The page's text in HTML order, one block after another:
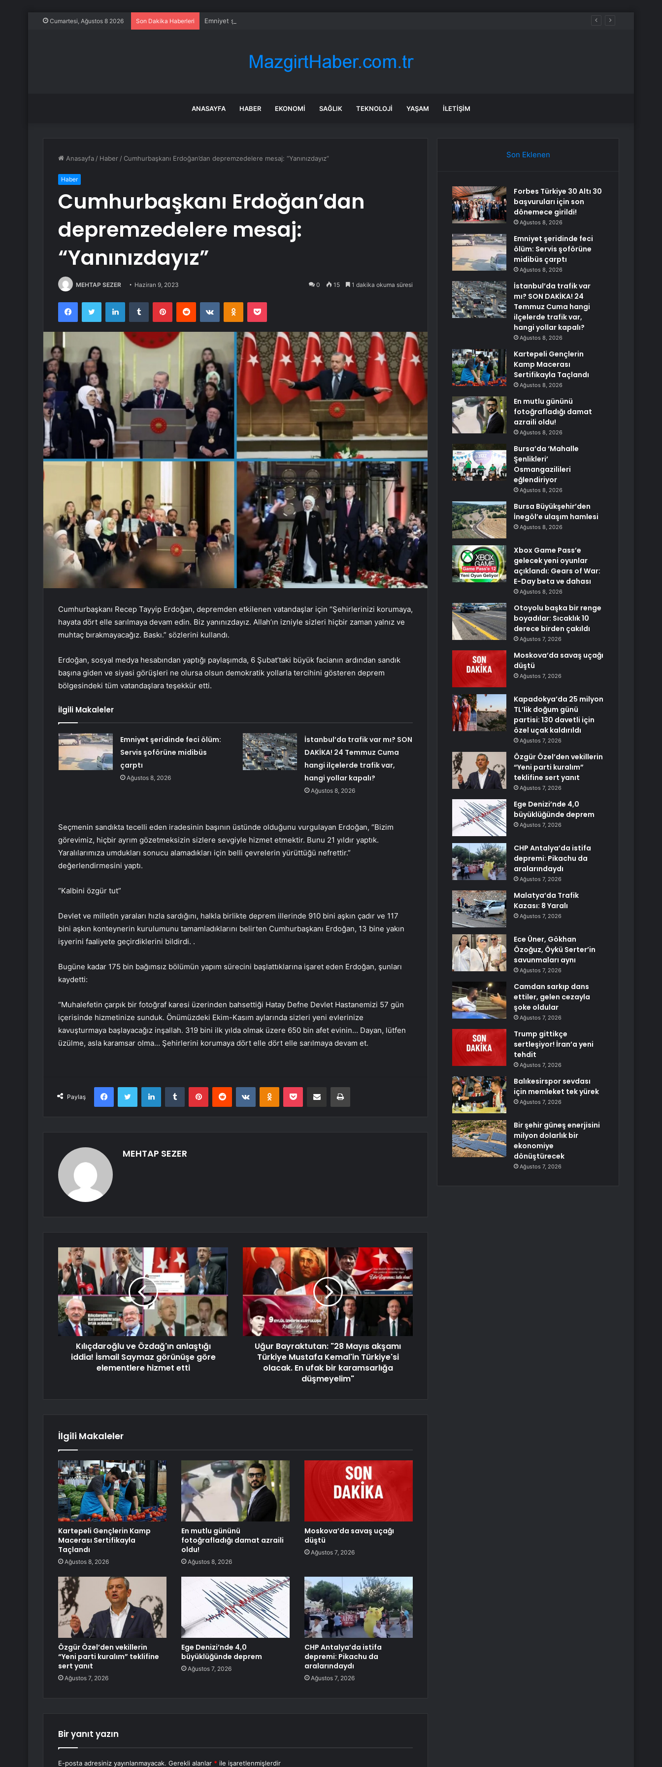
Cumartesi, Ağustos 8 2026 Son Dakika Haberleri Emniyet şeridinde feci ölüm: Servis şoförüne midibüs çarptı
ANASAYFA HABER EKONOMI SAĞLIK TEKNOLOJI YAŞAM İLETIŞIM
Anasayfa / Haber / Cumhurbaşkanı Erdoğan’dan depremzedelere mesaj: “Yanınızdayız”
Haber
Cumhurbaşkanı Erdoğan’dan
depremzedelere mesaj:
“Yanınızdayız”
MEHTAP SEZER Haziran 9, 2023 0 15 1 dakika okuma süresi
FacebookTwitter LinkedInTumblr PinterestReddit VKontakteOdnoklassniki
Pocket
Cumhurbaşkanı Recep Tayyip Erdoğan, depremden etkilenen vatandaşlar için “Şehirlerinizi korumaya,
hayata dört elle sarılmaya devam edin. Biz yanınızdayız. Allah’ın izniyle sizleri hiçbir zaman yalnız ve
muhtaç bırakmayacağız. Baskı.” sözlerini kullandı.
Erdoğan, sosyal medya hesabından yaptığı paylaşımda, 6 Şubat’taki büyük facianın ardından sandık
başına giden ve siyasi görüşleri ne olursa olsun demokratik yollarla tercihini gösteren deprem
bölgesindeki tüm vatandaşlara teşekkür etti.
İlgili Makaleler
Emniyet şeridinde feci ölüm:
Servis şoförüne midibüs
çarptı
Ağustos 8, 2026
İstanbul’da trafik var mı? SON
DAKİKA! 24 Temmuz Cuma
hangi ilçelerde trafik var,
hangi yollar kapalı?
Ağustos 8, 2026
Seçmenin sandıkta tecelli eden iradesinin başının üstünde olduğunu vurgulayan Erdoğan, “Bizim
görevimiz, hiçbir ayrım gözetmeksizin sizlere sevgiyle hizmet etmektir. Bunu 21 yıldır yaptık.
Yaralılarımıza umdukları sonucu alamadıkları için belli çevrelerin yürüttüğü nefrettir.”
değerlendirmesini yaptı.
“Kalbini özgür tut”
Devlet ve milletin yaraları hızla sardığını, halkla birlikte deprem illerinde 910 bini aşkın çadır ve 117
bini aşkın konteynerin kurulumunu tamamladıklarını belirten Cumhurbaşkanı Erdoğan, 13 bine yakın
işyerini faaliyete geçirdiklerini bildirdi. .
Bugüne kadar 175 bin bağımsız bölümün yapım sürecini başlattıklarına işaret eden Erdoğan, şunları
kaydetti:
“Muhalefetin çarpık bir fotoğraf karesi üzerinden bahsettiği Hatay Defne Devlet Hastanemizi 57 gün
içerisinde hizmetinize sunduk. Önümüzdeki Ekim-Kasım aylarında sizleri yeni evlerinize
kavuşturmaya başlayacağız inşallah. 319 bini ilk yılda olmak üzere 650 bin afet evinin… Dayan, lütfen
üzülme, asla karamsar olma… Şehirlerini korumaya dört elle dört elle sarılmaya devam et.
Paylaş
FacebookTwitter LinkedInTumblr PinterestReddit VKontakteOdnoklassniki
Pocket E-Posta ile paylaş Yazdır
MEHTAP SEZER
Kılıçdaroğlu ve Özdağ'ın anlaştığı
iddia! İsmail Saymaz görünüşe göre
elementlere hizmet etti
Uğur Bayraktutan: "28 Mayıs akşamı
Türkiye Mustafa Kemal'in Türkiye'si
olacak. En ufak bir karamsarlığa
düşmeyelim"
İlgili Makaleler
Kartepeli Gençlerin Kamp
Macerası Sertifikayla
Taçlandı
Ağustos 8, 2026
En mutlu gününü
fotoğrafladığı damat azraili
oldu!
Ağustos 8, 2026
Moskova’da savaş uçağı
düştü
Ağustos 7, 2026
Özgür Özel’den vekillerin
“Yeni parti kuralım” teklifine
sert yanıt
Ağustos 7, 2026
Ege Denizi’nde 4,0
büyüklüğünde deprem
Ağustos 7, 2026
CHP Antalya’da istifa
depremi: Pikachu da
aralarındaydı
Ağustos 7, 2026
Bir yanıt yazın
E-posta adresiniz yayınlanmayacak. Gerekli alanlar * ile işaretlenmişlerdir
Son Eklenen
Forbes Türkiye 30 Altı 30
başvuruları için son
dönemece girildi!
Ağustos 8, 2026
Emniyet şeridinde feci
ölüm: Servis şoförüne
midibüs çarptı
Ağustos 8, 2026
İstanbul’da trafik var
mı? SON DAKİKA! 24
Temmuz Cuma hangi
ilçelerde trafik var,
hangi yollar kapalı?
Ağustos 8, 2026
Kartepeli Gençlerin
Kamp Macerası
Sertifikayla Taçlandı
Ağustos 8, 2026
En mutlu gününü
fotoğrafladığı damat
azraili oldu!
Ağustos 8, 2026
Bursa’da ‘Mahalle
Şenlikleri’
Osmangazilileri
eğlendiriyor
Ağustos 8, 2026
Bursa Büyükşehir’den
İnegöl’e ulaşım hamlesi
Ağustos 8, 2026
Xbox Game Pass’e
gelecek yeni oyunlar
açıklandı: Gears of War:
E-Day beta ve dahası
Ağustos 8, 2026
Otoyolu başka bir renge
boyadılar: Sıcaklık 10
derece birden çakıldı
Ağustos 7, 2026
Moskova’da savaş uçağı
düştü
Ağustos 7, 2026
Kapadokya’da 25 milyon
TL’lik doğum günü
partisi: 130 davetli için
özel uçak kaldırıldı
Ağustos 7, 2026
Özgür Özel’den vekillerin
“Yeni parti kuralım”
teklifine sert yanıt
Ağustos 7, 2026
Ege Denizi’nde 4,0
büyüklüğünde deprem
Ağustos 7, 2026
CHP Antalya’da istifa
depremi: Pikachu da
aralarındaydı
Ağustos 7, 2026
Malatya’da Trafik
Kazası: 8 Yaralı
Ağustos 7, 2026
Ece Üner, Gökhan
Özoğuz, Öykü Serter’in
savunmaları aynı
Ağustos 7, 2026
Camdan sarkıp dans
ettiler, gelen cezayla
şoke oldular
Ağustos 7, 2026
Trump gittikçe
sertleşiyor! İran’a yeni
tehdit
Ağustos 7, 2026
Balıkesirspor sevdası
için memleket tek yürek
Ağustos 7, 2026
Bir şehir güneş enerjisini
milyon dolarlık bir
ekonomiye
dönüştürecek
Ağustos 7, 2026